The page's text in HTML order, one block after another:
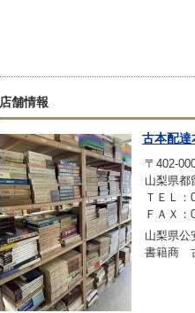
店舗情報
古本配達
〒402-
山梨県都
ＴＥＬ：
ＦＡＸ：
山梨県
書籍商